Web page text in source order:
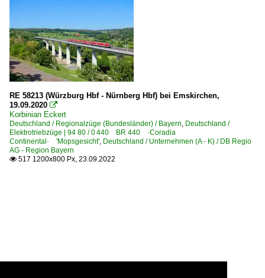
RE 58213 (Würzburg Hbf - Nürnberg Hbf) bei Emskirchen,
19.09.2020 
Korbinian Eckert
Deutschland / Regionalzüge (Bundesländer) / Bayern, Deutschland /
Elektrotriebzüge | 94 80 / 0 440 BR 440 ·Coradia
Continental· 'Mopsgesicht', Deutschland / Unternehmen (A - K) / DB Regio
AG - Region Bayern
 517 1200x800 Px, 23.09.2022